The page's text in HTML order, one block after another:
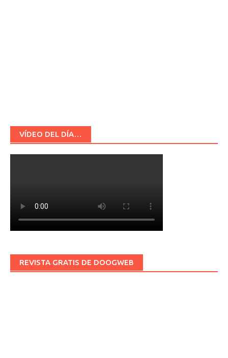
VÍDEO DEL DÍA…
REVISTA GRATIS DE DOOGWEB